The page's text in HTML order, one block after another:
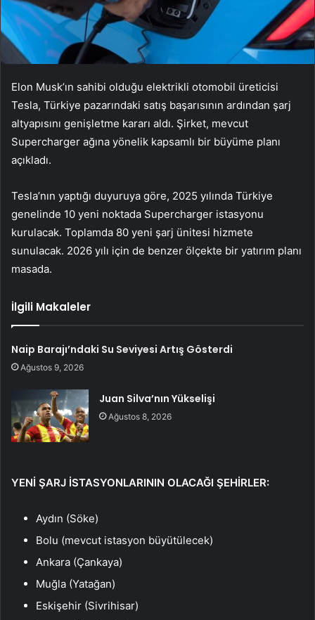
Elon Musk’ın sahibi olduğu elektrikli otomobil üreticisi
Tesla, Türkiye pazarındaki satış başarısının ardından şarj
altyapısını genişletme kararı aldı. Şirket, mevcut
Supercharger ağına yönelik kapsamlı bir büyüme planı
açıkladı.
Tesla’nın yaptığı duyuruya göre, 2025 yılında Türkiye
genelinde 10 yeni noktada Supercharger istasyonu
kurulacak. Toplamda 80 yeni şarj ünitesi hizmete
sunulacak. 2026 yılı için de benzer ölçekte bir yatırım planı
masada.
İlgili Makaleler
Naip Barajı’ndaki Su Seviyesi Artış Gösterdi
Ağustos 9, 2026
Juan Silva’nın Yükselişi
Ağustos 8, 2026
YENİ ŞARJ İSTASYONLARININ OLACAĞI ŞEHİRLER:
Aydın (Söke)
Bolu (mevcut istasyon büyütülecek)
Ankara (Çankaya)
Muğla (Yatağan)
Eskişehir (Sivrihisar)